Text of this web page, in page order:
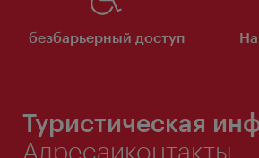
безбарьерный доступ
Туристическая
Адресаиконтакты